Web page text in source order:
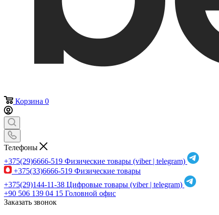
Корзина 0
Телефоны
+375(29)6666-519 Физические товары (viber | telegram)
+375(33)6666-519 Физические товары
+375(29)144-11-38 Цифровые товары (viber | telegram)
+90 506 139 04 15 Головной офис
Заказать звонок